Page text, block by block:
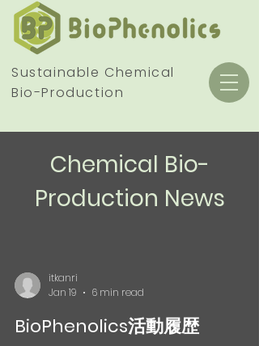
Sustainable Chemical
Bio-Production
Chemical Bio-
Production News
itkanri
Jan 19
6 min read
BioPhenolics活動履歴